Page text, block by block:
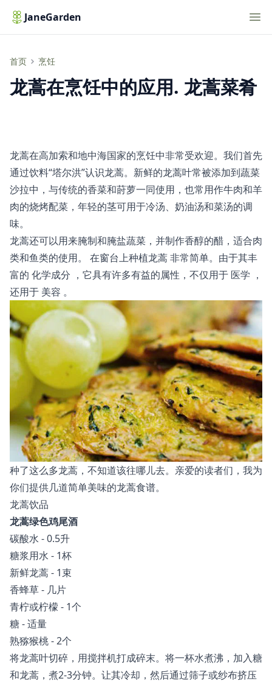
JaneGarden
首页 烹饪
龙蒿在烹饪中的应用. 龙蒿菜肴
龙蒿在烹饪中的应用. 龙蒿菜肴
龙蒿在高加索和地中海国家的烹饪中非常受欢迎。我们首先
通过饮料“塔尔洪”认识龙蒿。新鲜的龙蒿叶常被添加到蔬菜
沙拉中，与传统的香菜和莳萝一同使用，也常用作牛肉和羊
肉的烧烤配菜，年轻的茎可用于冷汤、奶油汤和菜汤的调
味。
龙蒿还可以用来腌制和腌盐蔬菜，并制作香醇的醋，适合肉
类和鱼类的使用。 在窗台上种植龙蒿非常简单。由于其丰
富的 化学成分 ，它具有许多有益的属性，不仅用于 医学 ，
还用于 美容 。
种了这么多龙蒿，不知道该往哪儿去。亲爱的读者们，我为
你们提供几道简单美味的龙蒿食谱。
龙蒿饮品
龙蒿绿色鸡尾酒
碳酸水 - 0.5升
糖浆用水 - 1杯
新鲜龙蒿 - 1束
香蜂草 - 几片
青柠或柠檬 - 1个
糖 - 适量
熟猕猴桃 - 2个
将龙蒿叶切碎，用搅拌机打成碎末。将一杯水煮沸，加入糖
和龙蒿，煮2-3分钟。让其冷却，然后通过筛子或纱布挤压